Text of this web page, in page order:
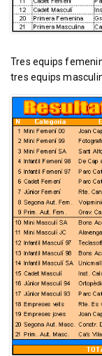
Tres equips
tres equips